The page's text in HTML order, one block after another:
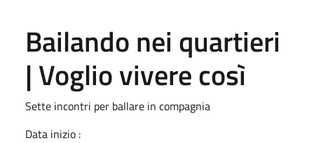
Bailando nei quartieri
| Voglio vivere così
Sette incontri per ballare in compagnia
Data inizio :